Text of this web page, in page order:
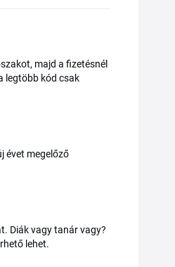
majd a fizetésnél
legtöbb kód csak
évet megelőző
Diák vagy tanár vagy?
lehet.